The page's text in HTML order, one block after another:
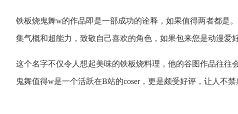
铁板烧鬼舞w的作品即是一部成功的诠释，如果值得两者都是
集气概和超能力，致敬自己喜欢的角色，如果包来您是动漫爱好
这个名字不仅令人想起美味的铁板烧料理，他的谷图作品往往
鬼舞值得w是一个活跃在B站的coser，更是颇受好评，让人不禁